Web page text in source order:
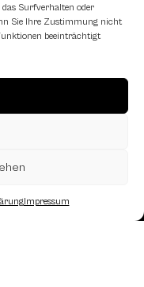
Surfverhalten oder
Sie Ihre Zustimmung nicht
beeinträchtigt
Impressum